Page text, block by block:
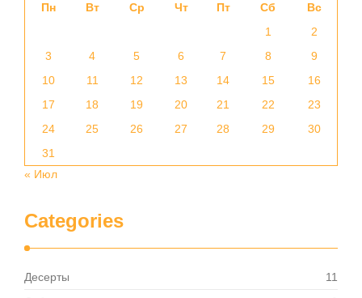
Пн Вт Ср Чт Пт Сб
Вс
1
2
3
4 5 6 7 8
9
10
11 12 13 14 15
16
17
18 19 20 21 22
23
24
25 26 27 28 29
30
31
« Июл
Categories
Десерты
11